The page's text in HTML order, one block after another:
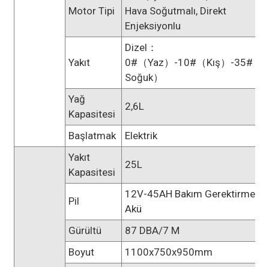
Motor Tipi
Hava Soğutmalı, Direkt
Enjeksiyonlu
Yakıt
Dizel：
0#（yaz）-10#（kış）-35#（
Soğuk）
Yağ
Kapasitesi
2,6L
Başlatmak Elektrik
Yakıt
Kapasitesi
25L
Pil
12V-45AH Bakım
Akü
Gürültü
87 DBA/7 M
Boyut
1100x750x950mm